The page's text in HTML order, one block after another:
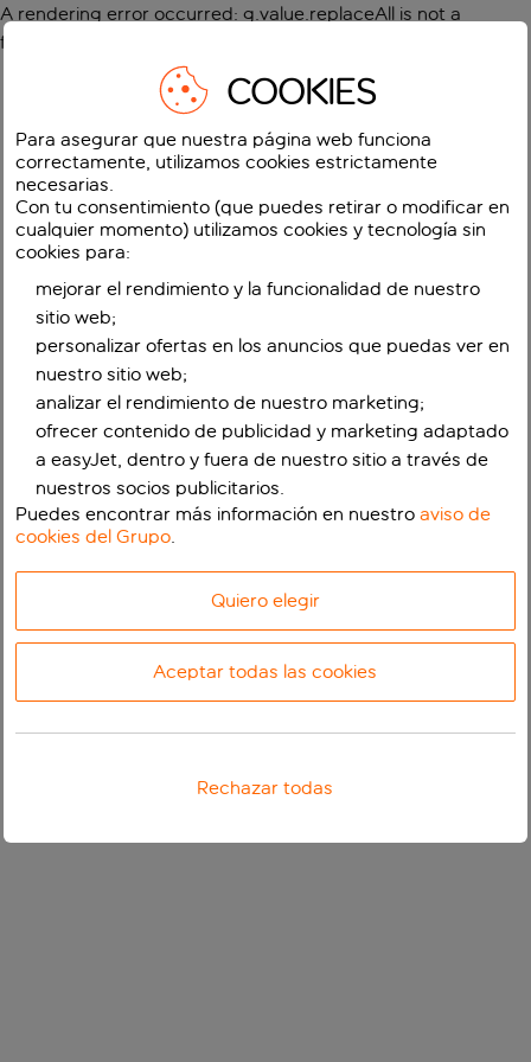
A rendering error occurred: g.value.replaceAll is not a
function
COOKIES
Para asegurar que nuestra página web funciona
correctamente, utilizamos cookies estrictamente
necesarias.
Con tu consentimiento (que puedes retirar o modificar en
cualquier momento) utilizamos cookies y tecnología sin
cookies para:
mejorar el rendimiento y la funcionalidad de nuestro
sitio web;
personalizar ofertas en los anuncios que puedas ver en
nuestro sitio web;
analizar el rendimiento de nuestro marketing;
ofrecer contenido de publicidad y marketing adaptado
a easyJet, dentro y fuera de nuestro sitio a través de
nuestros socios publicitarios.
Puedes encontrar más información en nuestroaviso de
cookies del Grupo.
Quiero elegir
Aceptar todas las cookies
Rechazar todas